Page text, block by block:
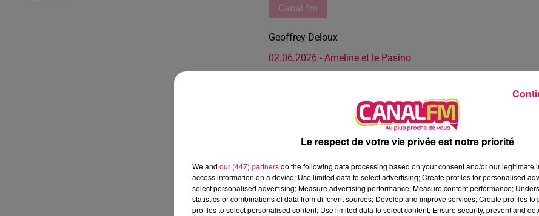
Canal fm
Geoffrey Deloux
02.06.2026 - Ameline et le Pasino
Le respect de votre vie privée est notre priorité
We and our (447) partnersdo the following data processing based on your consent and/or our legitimate
access information on a device; Use limited data to select advertising; Create profiles for personalised
select personalised advertising; Measure advertising performance; Measure content performance;
statistics or combinations of data from different sources; Develop and improve services; Create profiles
profiles to select personalised content; Use limited data to select content; Ensure security, prevent and